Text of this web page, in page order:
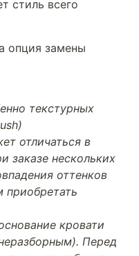
стиль всего
опция замены
текстурных
отличаться в
заказе нескольких
оттенков
приобретать
кровати
Перед